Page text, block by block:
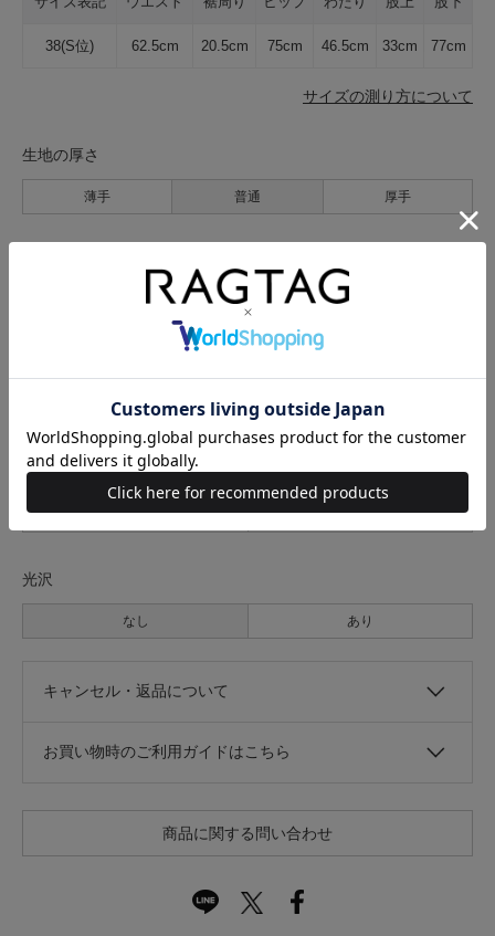
38(S位) 62.5cm 20.5cm 75cm 46.5cm 33cm 77cm
サイズの測り方について
生地の厚さ
薄手 普通 厚手
なし あり
なし あり
伸縮性
なし あり
光沢
なし あり
キャンセル・返品について
お買い物時のご利用ガイドはこちら
商品に関する問い合わせ